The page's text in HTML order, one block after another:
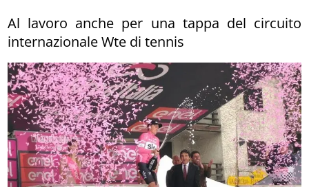
Al lavoro anche per una tappa del circuito
internazionale Wte di tennis